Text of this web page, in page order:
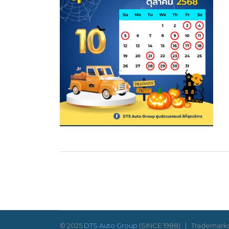
© 2025 DTS Auto Group (SINCE 1988)